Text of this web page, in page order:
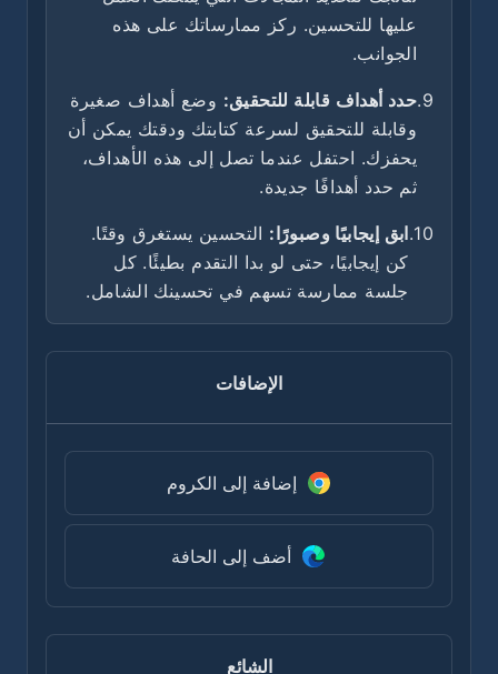
عليها للتحسين. ركز ممارساتك على هذه
الجوانب.
9. حدد أهداف قابلة للتحقيق: وضع أهداف صغيرة
وقابلة للتحقيق لسرعة كتابتك ودقتك يمكن أن
يحفزك. احتفل عندما تصل إلى هذه الأهداف،
ثم حدد أهدافًا جديدة.
10. ابق إيجابيًا وصبورًا: التحسين يستغرق وقتًا.
كن إيجابيًا، حتى لو بدا التقدم بطيئًا. كل
جلسة ممارسة تسهم في تحسينك الشامل.
الإضافات
إضافة إلى الكروم
أضف إلى الحافة
الشائع